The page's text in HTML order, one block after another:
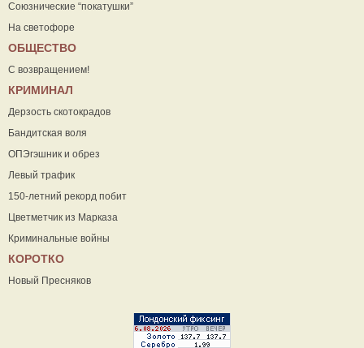
Союзнические “покатушки”
На светофоре
ОБЩЕСТВО
С возвращением!
КРИМИНАЛ
Дерзость скотокрадов
Бандитская воля
ОПЭгэшник и обрез
Левый трафик
150-летний рекорд побит
Цветметчик из Марказа
Криминальные войны
КОРОТКО
Новый Пресняков